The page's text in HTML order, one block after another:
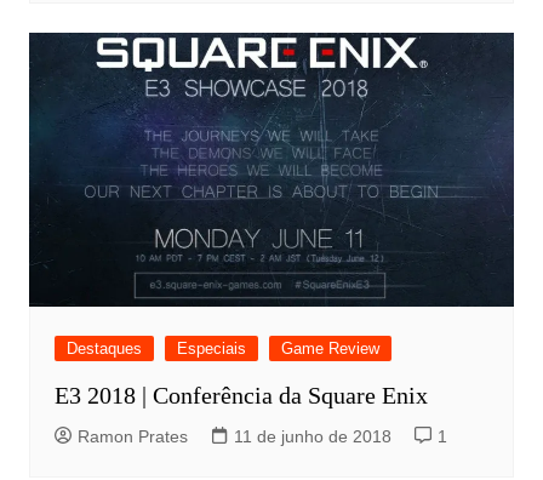
Destaques Especiais Game Review
E3 2018 | Conferência da Square Enix
Ramon Prates 11 de junho de 2018 1